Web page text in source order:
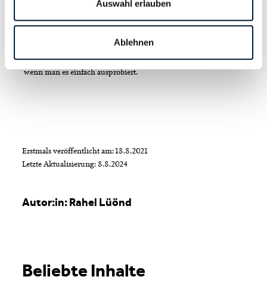
Auswahl erlauben
Ablehnen
Mut haben, diese zu packen.»
aufstrebenden Frauen am Arbeitsmarkt mit auf den Weg geben
möchte: Dass Erfolg Spass machen kann, dass vieles möglich ist –
wenn man es einfach ausprobiert.
Erstmals veröffentlicht am: 18.8.2021
Letzte Aktualisierung: 8.8.2024
Autor:in: Rahel Lüönd
Beliebte Inhalte